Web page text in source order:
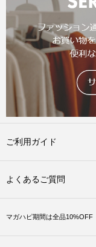
ご利用ガイド
よくあるご質問
マガハピ期間は全品10%OFF